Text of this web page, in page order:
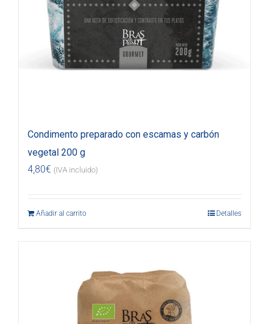
Condimento preparado con escamas y carbón
vegetal 200 g
4,80€ (IVA incluido)
Añadir al carrito Detalles